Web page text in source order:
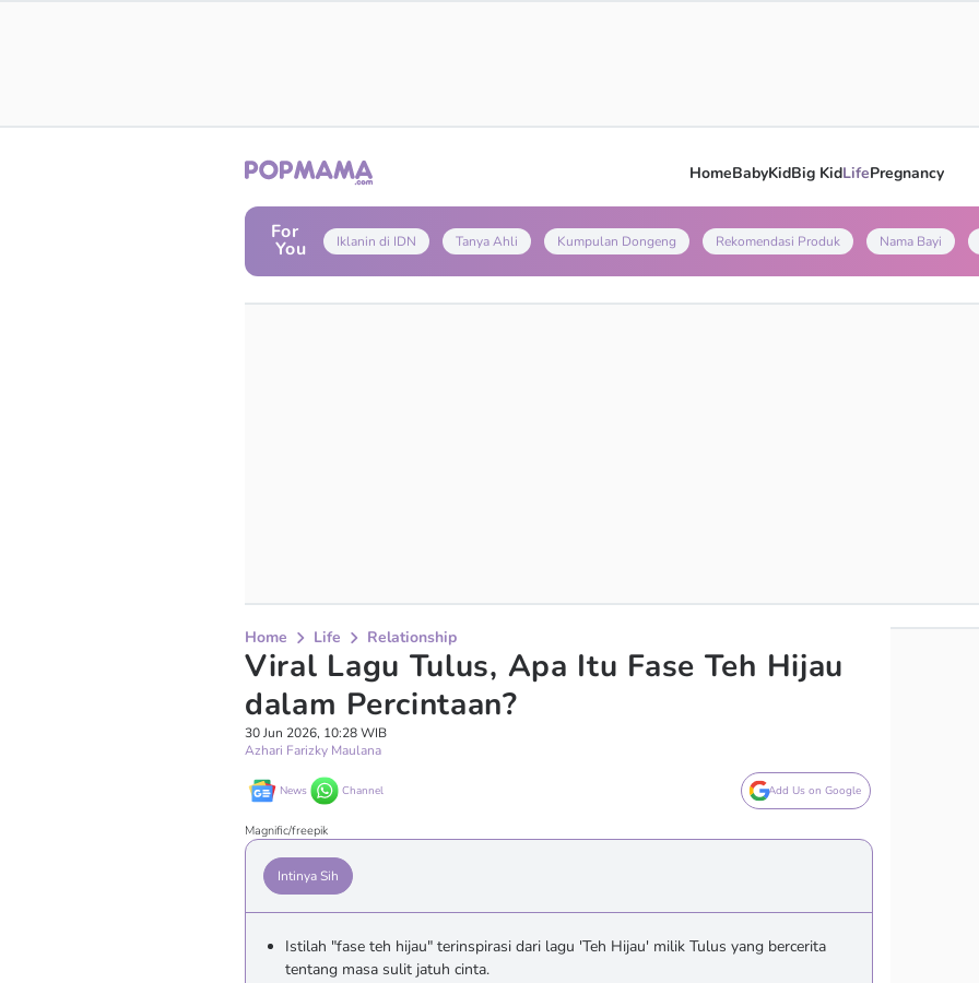
HomeBabyKidBig KidLifePregnancy
For
You Iklanin di IDN Tanya Ahli Kumpulan Dongeng Rekomendasi Produk Nama Bayi
Home Life Relationship
Viral Lagu Tulus, Apa Itu Fase Teh Hijau
dalam Percintaan?
30 Jun 2026, 10:28 WIB
Azhari Farizky Maulana
News Channel Add Us on Google
Magnific/freepik
Intinya Sih
Istilah "fase teh hijau" terinspirasi dari lagu 'Teh Hijau' milik Tulus yang bercerita
tentang masa sulit jatuh cinta.